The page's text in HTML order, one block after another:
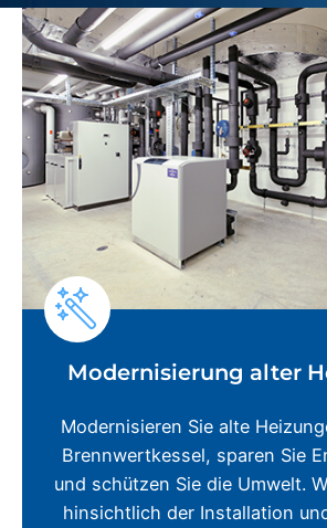
Modernisierung alter
Modernisieren Sie alte
Brennwertkessel, sparen Sie
und schützen Sie die Umwelt.
hinsichtlich der Installation